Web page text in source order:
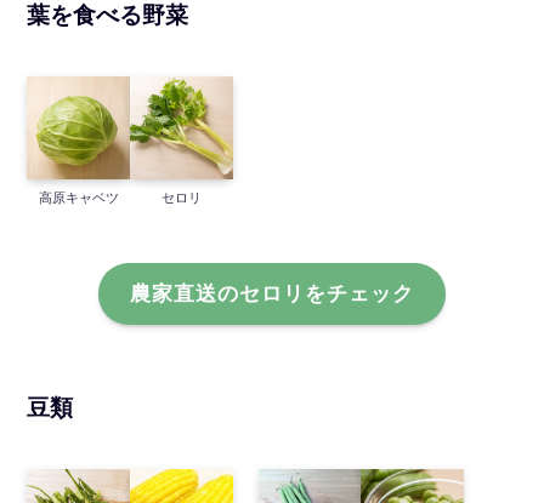
葉を食べる野菜
高原キャベツ セロリ
農家直送のセロリをチェック
豆類